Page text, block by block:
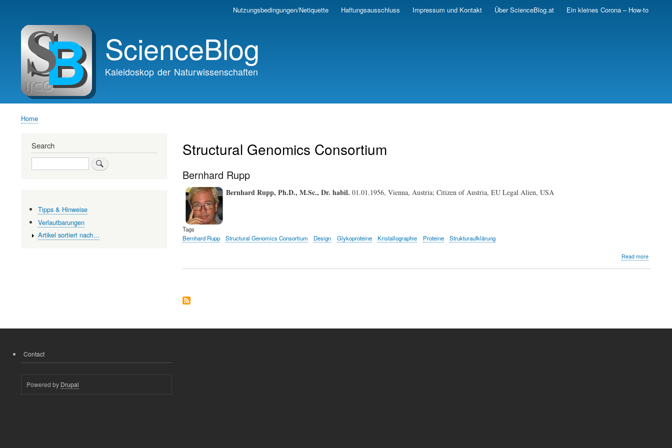
Skip
navigation
Nutzungsbedingungen/Netiquette Haftungsausschluss Impressum und Kontakt Über ScienceBlog.at Ein kleines Corona – How-to
ScienceBlog
Kaleidoskop der Naturwissenschaften
Home
Structural Genomics Consortium
Bernhard Rupp
Bernhard Rupp, Ph.D., M.Sc., Dr. habil. 01.01.1956, Vienna, Austria; Citizen of Austria, EU Legal Alien, USA
Tags
Bernhard Rupp
Structural Genomics Consortium Design Glykoproteine Kristallographie Proteine Strukturaufklärung
Read moreabout
Search
Search
Tipps & Hinweise
Verlautbarungen
Artikel sortiert nach…
FOOTER
Contact
Powered by Drupal